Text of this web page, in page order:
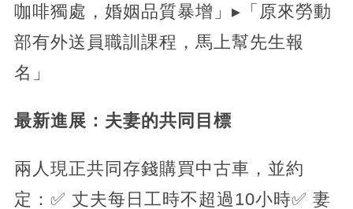
咖啡獨處，婚姻品質暴增」▸「原來勞動
部有外送員職訓課程，馬上幫先生報
名」
最新進展：夫妻的共同目標
兩人現正共同存錢購買中古車，並約
定：✅ 丈夫每日工時不超過10小時✅ 妻